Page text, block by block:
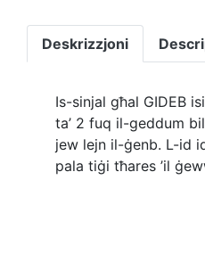
Deskrizzjoni
Is-sinjal għal GIDEB
ta’ 2 fuq il-geddum
jew lejn il-ġenb. L-id
pala tiġi tħares ’il